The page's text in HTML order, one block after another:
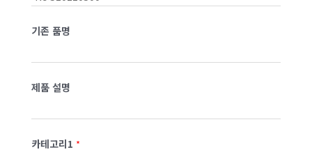
기존 품명
제품 설명
카테고리1 *